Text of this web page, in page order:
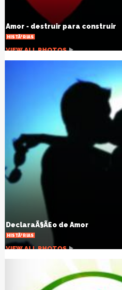
Hipnoterapia x Ansiedade
SAÃºDE
VIEW ALL PHOTOS
Na contramÃ£o dos
CULTURA
VIEW ALL PHOTOS